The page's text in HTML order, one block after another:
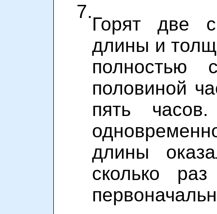
7.
Горят две
длины и
полностью
половиной
пять
длины
сколько